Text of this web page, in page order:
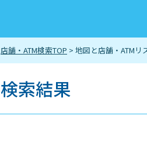
店舗・ATM検索TOP > 地図と店舗・ATMリ
検索結果